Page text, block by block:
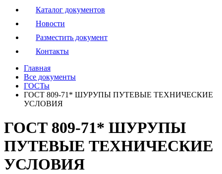
Каталог документов
Новости
Разместить документ
Контакты
Главная
Все документы
ГОСТы
ГОСТ 809-71* ШУРУПЫ ПУТЕВЫЕ ТЕХНИЧЕСКИЕ
УСЛОВИЯ
ГОСТ 809-71* ШУРУПЫ
ПУТЕВЫЕ ТЕХНИЧЕСКИЕ
УСЛОВИЯ